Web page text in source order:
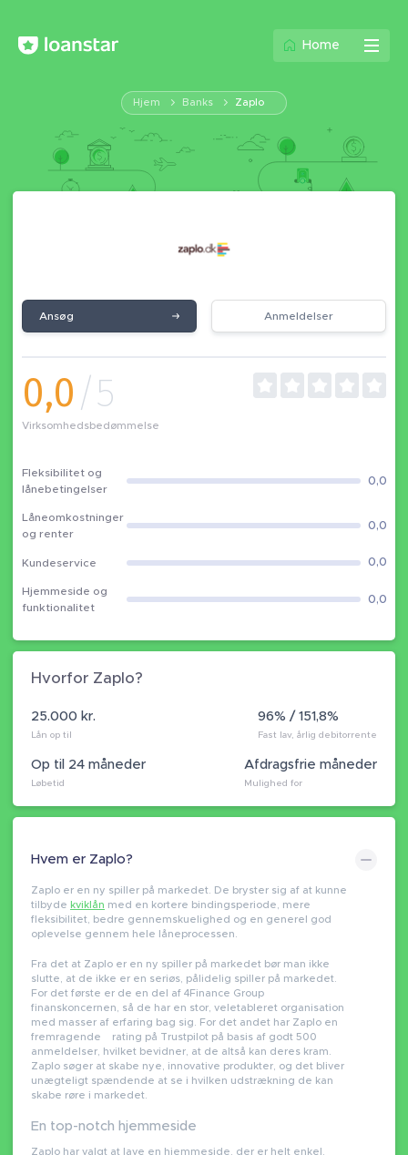
Home
Hjem Banks Zaplo
Ansøg Anmeldelser
0,0/5
Virksomhedsbedømmelse
Fleksibilitet og
lånebetingelser
0,0
Låneomkostninger
og renter
0,0
Kundeservice 0,0
Hjemmeside og
funktionalitet
0,0
Hvorfor Zaplo?
25.000 kr.
Lån op til
96% / 151,8%
Fast lav, årlig debitorrente
Afdragsfrie måneder
Mulighed for
Op til 24 måneder
Løbetid
Hvem er Zaplo?
Zaplo er en ny spiller på markedet. De bryster sig af at kunne
tilbyde kviklån med en kortere bindingsperiode, mere
fleksibilitet, bedre gennemskuelighed og en generel god
oplevelse gennem hele låneprocessen.
Fra det at Zaplo er en ny spiller på markedet bør man ikke
slutte, at de ikke er en seriøs, pålidelig spiller på markedet.
For det første er de en del af 4Finance Group
finanskoncernen, så de har en stor, veletableret organisation
med masser af erfaring bag sig. For det andet har Zaplo en
fremragende rating på Trustpilot på basis af godt 500
anmeldelser, hvilket bevidner, at de altså kan deres kram.
Zaplo søger at skabe nye, innovative produkter, og det bliver
unægteligt spændende at se i hvilken udstrækning de kan
skabe røre i markedet.
En top-notch hjemmeside
Zaplo har valgt at lave en hjemmeside, der er helt enkel.